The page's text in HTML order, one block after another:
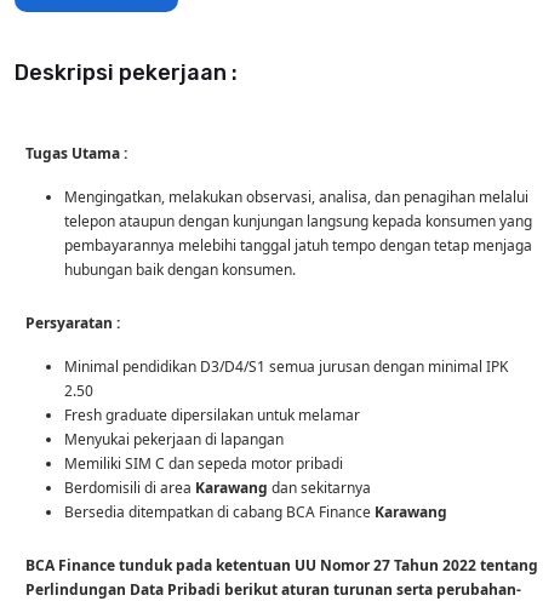
Deskripsi pekerjaan :
Tugas Utama :
Mengingatkan, melakukan observasi, analisa, dan penagihan melalui
telepon ataupun dengan kunjungan langsung kepada konsumen yang
pembayarannya melebihi tanggal jatuh tempo dengan tetap menjaga
hubungan baik dengan konsumen.
Persyaratan :
Minimal pendidikan D3/D4/S1 semua jurusan dengan minimal IPK
2.50
Fresh graduate dipersilakan untuk melamar
Menyukai pekerjaan di lapangan
Memiliki SIM C dan sepeda motor pribadi
Berdomisili di area Karawang dan sekitarnya
Bersedia ditempatkan di cabang BCA Finance Karawang
BCA Finance tunduk pada ketentuan UU Nomor 27 Tahun 2022 tentang
Perlindungan Data Pribadi berikut aturan turunan serta perubahan-